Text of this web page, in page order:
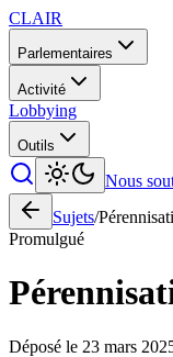
CLAIR
Parlementaires
Activité
Lobbying
Outils
Nous
Sujets/
Promulgué
Déposé le 23 mars